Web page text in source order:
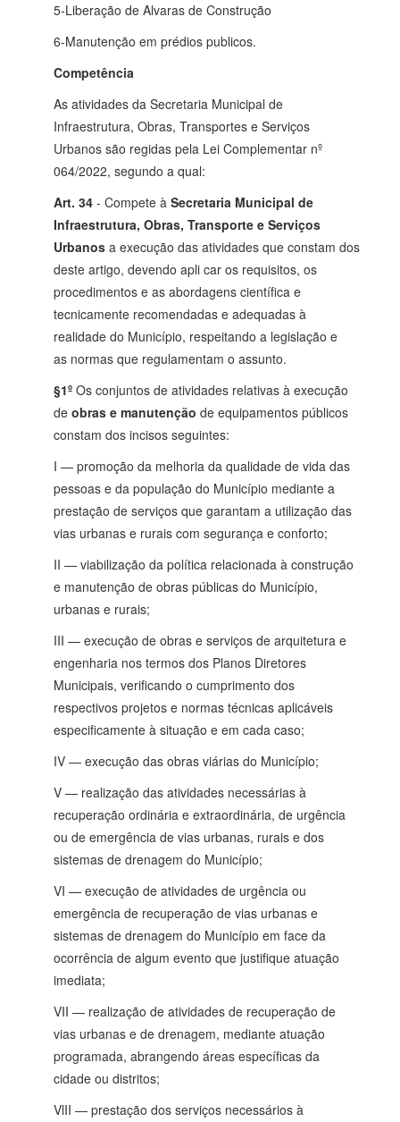
5-Liberação de Alvaras de Construção
6-Manutenção em prédios publicos.
Competência
As atividades da Secretaria Municipal de
Infraestrutura, Obras, Transportes e Serviços
Urbanos são regidas pela Lei Complementar nº
064/2022, segundo a qual:
Art. 34 - Compete à Secretaria Municipal de
Infraestrutura, Obras, Transporte e Serviços
Urbanos a execução das atividades que constam dos
deste artigo, devendo apli car os requisitos, os
procedimentos e as abordagens científica e
tecnicamente recomendadas e adequadas à
realidade do Município, respeitando a legislação e
as normas que regulamentam o assunto.
§1º Os conjuntos de atividades relativas à execução
de obras e manutenção de equipamentos públicos
constam dos incisos seguintes:
I — promoção da melhoria da qualidade de vida das
pessoas e da população do Município mediante a
prestação de serviços que garantam a utilização das
vias urbanas e rurais com segurança e conforto;
II — viabilização da política relacionada à construção
e manutenção de obras públicas do Município,
urbanas e rurais;
III — execução de obras e serviços de arquitetura e
engenharia nos termos dos Planos Diretores
Municipais, verificando o cumprimento dos
respectivos projetos e normas técnicas aplicáveis
especificamente à situação e em cada caso;
IV — execução das obras viárias do Município;
V — realização das atividades necessárias à
recuperação ordinária e extraordinária, de urgência
ou de emergência de vias urbanas, rurais e dos
sistemas de drenagem do Município;
VI — execução de atividades de urgência ou
emergência de recuperação de vias urbanas e
sistemas de drenagem do Município em face da
ocorrência de algum evento que justifique atuação
imediata;
VII — realização de atividades de recuperação de
vias urbanas e de drenagem, mediante atuação
programada, abrangendo áreas específicas da
cidade ou distritos;
VlII — prestação dos serviços necessários à